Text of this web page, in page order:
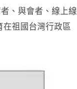
、與會者、線上線
祖國台灣行政區